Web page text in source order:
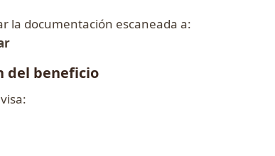
la documentación escaneada a:
del beneficio